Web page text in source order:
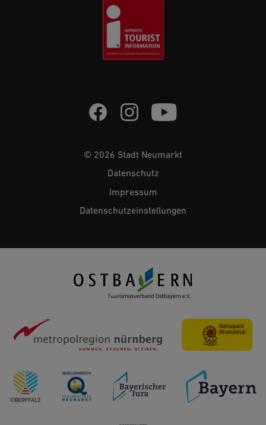
© 2026 Stadt Neumarkt
Datenschutz
Impressum
Datenschutzeinstellungen